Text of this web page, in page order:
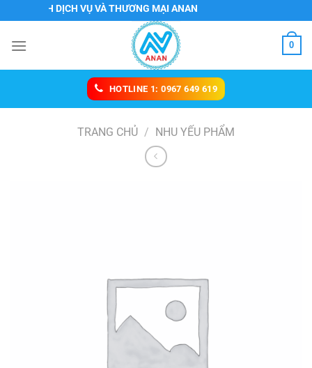
đến
nội
TNHH DỊCH VỤ VÀ THƯƠNG MẠI ANAN
0
HOTLINE 1: 0967 649 619
TRANG CHỦ / NHU YẾU PHẨM